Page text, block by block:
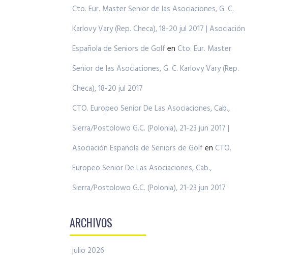
Cto. Eur. Master Senior de las Asociaciones, G. C.
Karlovy Vary (Rep. Checa), 18-20 jul 2017 | Asociación
Española de Seniors de Golf en Cto. Eur. Master
Senior de las Asociaciones, G. C. Karlovy Vary (Rep.
Checa), 18-20 jul 2017
CTO. Europeo Senior De Las Asociaciones, Cab.,
Sierra/Postolowo G.C. (Polonia), 21-23 jun 2017 |
Asociación Española de Seniors de Golf en CTO.
Europeo Senior De Las Asociaciones, Cab.,
Sierra/Postolowo G.C. (Polonia), 21-23 jun 2017
ARCHIVOS
julio 2026